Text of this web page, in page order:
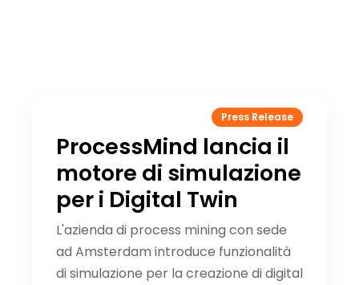
Press Release
ProcessMind lancia il
motore di simulazione
per i Digital Twin
L'azienda di process mining con sede
ad Amsterdam introduce funzionalità
di simulazione per la creazione di digital